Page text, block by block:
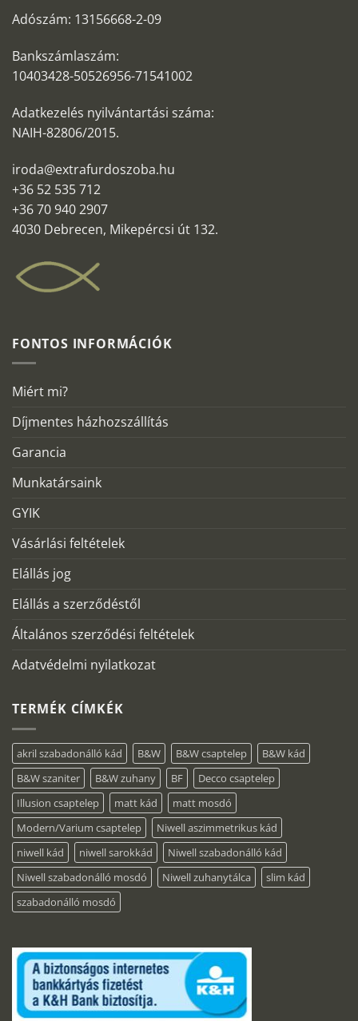
Adószám: 13156668-2-09
Bankszámlaszám:
10403428-50526956-71541002
Adatkezelés nyilvántartási száma:
NAIH-82806/2015.
iroda@extrafurdoszoba.hu
+36 52 535 712
+36 70 940 2907
4030 Debrecen, Mikepércsi út 132.
FONTOS INFORMÁCIÓK
Miért mi?
Díjmentes házhozszállítás
Garancia
Munkatársaink
GYIK
Vásárlási feltételek
Elállás jog
Elállás a szerződéstől
Általános szerződési feltételek
Adatvédelmi nyilatkozat
TERMÉK CÍMKÉK
akril szabadonálló kád B&W B&W csaptelep
B&W kád
B&W szaniter
B&W zuhany BF
Decco csaptelep
Illusion csaptelep
matt kád
matt mosdó
Modern/Varium csaptelep
Niwell aszimmetrikus kád
niwell kád
niwell sarokkád
Niwell szabadonálló kád
Niwell szabadonálló mosdó
Niwell zuhanytálca
slim kád
szabadonálló mosdó